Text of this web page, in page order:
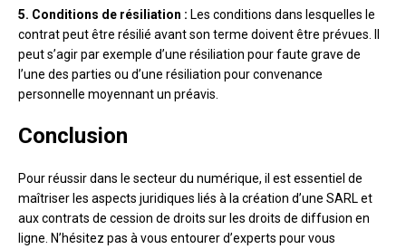
5. Conditions de résiliation : Les conditions dans lesquelles le
contrat peut être résilié avant son terme doivent être prévues. Il
peut s’agir par exemple d’une résiliation pour faute grave de
l’une des parties ou d’une résiliation pour convenance
personnelle moyennant un préavis.
Conclusion
Pour réussir dans le secteur du numérique, il est essentiel de
maîtriser les aspects juridiques liés à la création d’une SARL et
aux contrats de cession de droits sur les droits de diffusion en
ligne. N’hésitez pas à vous entourer d’experts pour vous